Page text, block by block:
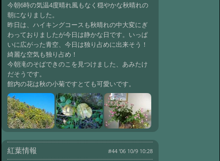
今朝6時の気温4度晴れ風もなく穏やかな秋晴れの
朝になりました。
昨日は、ハイキングコースも秋晴れの中大変にぎ
わっておりましたが今日は静かな日です。いっぱ
いに広がった青空、今日は独り占めに出来そう！
綺麗な空気も独り占め！
今朝滝のそばできのこを見つけました、あみたけ
だそうです。
館内の花は秋の小菊ですとても可愛いです。
紅葉情報 #44 '06 10/9 10:28